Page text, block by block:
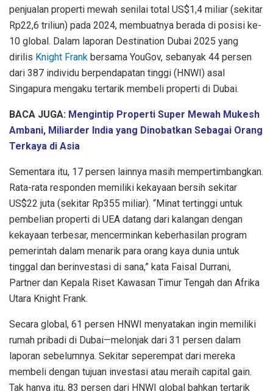
penjualan properti mewah senilai total US$1,4 miliar (sekitar
Rp22,6 triliun) pada 2024, membuatnya berada di posisi ke-
10 global. Dalam laporan Destination Dubai 2025 yang
dirilis Knight Frank bersama YouGov, sebanyak 44 persen
dari 387 individu berpendapatan tinggi (HNWI) asal
Singapura mengaku tertarik membeli properti di Dubai.
BACA JUGA: Mengintip Properti Super Mewah Mukesh
Ambani, Miliarder India yang Dinobatkan Sebagai Orang
Terkaya di Asia
Sementara itu, 17 persen lainnya masih mempertimbangkan.
Rata-rata responden memiliki kekayaan bersih sekitar
US$22 juta (sekitar Rp355 miliar). “Minat tertinggi untuk
pembelian properti di UEA datang dari kalangan dengan
kekayaan terbesar, mencerminkan keberhasilan program
pemerintah dalam menarik para orang kaya dunia untuk
tinggal dan berinvestasi di sana,” kata Faisal Durrani,
Partner dan Kepala Riset Kawasan Timur Tengah dan Afrika
Utara Knight Frank.
Secara global, 61 persen HNWI menyatakan ingin memiliki
rumah pribadi di Dubai—melonjak dari 31 persen dalam
laporan sebelumnya. Sekitar seperempat dari mereka
membeli dengan tujuan investasi atau meraih capital gain.
Tak hanya itu, 83 persen dari HNWI global bahkan tertarik